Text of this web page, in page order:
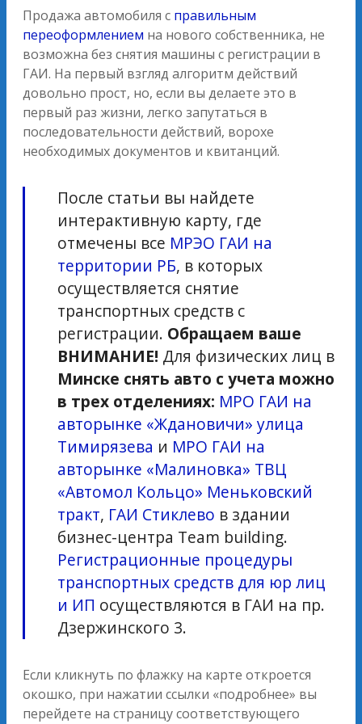
Продажа автомобиля с правильным
переоформлением на нового собственника, не
возможна без снятия машины с регистрации в
ГАИ. На первый взгляд алгоритм действий
довольно прост, но, если вы делаете это в
первый раз жизни, легко запутаться в
последовательности действий, ворохе
необходимых документов и квитанций.
После статьи вы найдете
интерактивную карту, где
отмечены все МРЭО ГАИ на
территории РБ, в которых
осуществляется снятие
транспортных средств с
регистрации. Обращаем ваше
ВНИМАНИЕ! Для физических лиц в
Минске снять авто с учета можно
в трех отделениях: МРО ГАИ на
авторынке «Ждановичи» улица
Тимирязева и МРО ГАИ на
авторынке «Малиновка» ТВЦ
«Автомол Кольцо» Меньковский
тракт, ГАИ Стиклево в здании
бизнес-центра Team building.
Регистрационные процедуры
транспортных средств для юр лиц
и ИП осуществляются в ГАИ на пр.
Дзержинского 3.
Если кликнуть по флажку на карте откроется
окошко, при нажатии ссылки «подробнее» вы
перейдете на страницу соответствующего